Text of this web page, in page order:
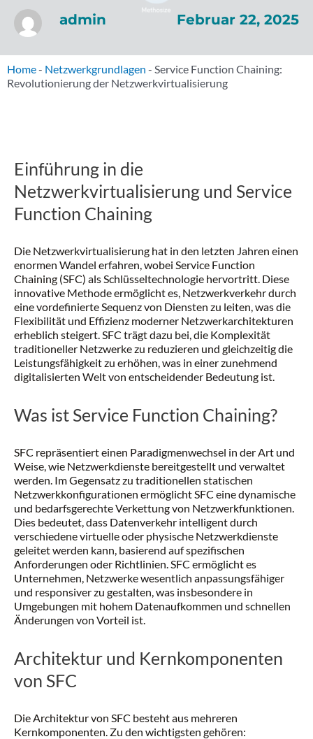
admin Februar 22, 2025
Home- Netzwerkgrundlagen - Service Function Chaining:
Revolutionierung der Netzwerkvirtualisierung
Einführung in die
Netzwerkvirtualisierung und Service
Function Chaining
Die Netzwerkvirtualisierung hat in den letzten Jahren einen
enormen Wandel erfahren, wobei Service Function
Chaining (SFC) als Schlüsseltechnologie hervortritt. Diese
innovative Methode ermöglicht es, Netzwerkverkehr durch
eine vordefinierte Sequenz von Diensten zu leiten, was die
Flexibilität und Effizienz moderner Netzwerkarchitekturen
erheblich steigert. SFC trägt dazu bei, die Komplexität
traditioneller Netzwerke zu reduzieren und gleichzeitig die
Leistungsfähigkeit zu erhöhen, was in einer zunehmend
digitalisierten Welt von entscheidender Bedeutung ist.
Was ist Service Function Chaining?
SFC repräsentiert einen Paradigmenwechsel in der Art und
Weise, wie Netzwerkdienste bereitgestellt und verwaltet
werden. Im Gegensatz zu traditionellen statischen
Netzwerkkonfigurationen ermöglicht SFC eine dynamische
und bedarfsgerechte Verkettung von Netzwerkfunktionen.
Dies bedeutet, dass Datenverkehr intelligent durch
verschiedene virtuelle oder physische Netzwerkdienste
geleitet werden kann, basierend auf spezifischen
Anforderungen oder Richtlinien. SFC ermöglicht es
Unternehmen, Netzwerke wesentlich anpassungsfähiger
und responsiver zu gestalten, was insbesondere in
Umgebungen mit hohem Datenaufkommen und schnellen
Änderungen von Vorteil ist.
Architektur und Kernkomponenten
von SFC
Die Architektur von SFC besteht aus mehreren
Kernkomponenten. Zu den wichtigsten gehören: